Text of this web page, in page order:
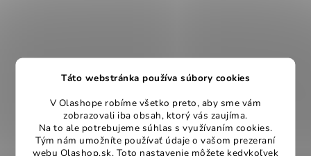
Táto webstránka používa súbory cookies
V Olashope robíme všetko preto, aby sme vám
zobrazovali iba obsah, ktorý vás zaujíma.
Na to ale potrebujeme súhlas s využívaním cookies.
Tým nám umožníte používať údaje o vašom prezeraní
webu Olashop.sk. Toto nastavenie môžete kedykoľvek